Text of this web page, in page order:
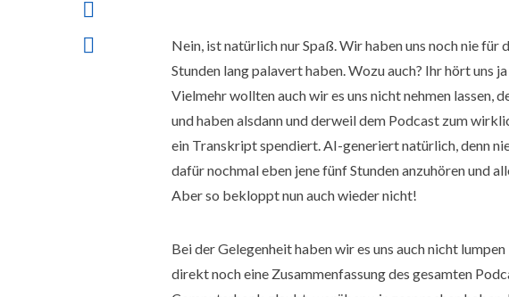
Nein, ist natürlich nur Spaß. Wir haben uns noch nie
Stunden lang palavert haben. Wozu auch? Ihr hört uns
Vielmehr wollten auch wir es uns nicht nehmen lassen,
und haben alsdann und derweil dem Podcast zum
ein Transkript spendiert. AI-generiert natürlich, denn
dafür nochmal eben jene fünf Stunden anzuhören und
Aber so bekloppt nun auch wieder nicht!
Bei der Gelegenheit haben wir es uns auch nicht
direkt noch eine Zusammenfassung des gesamten